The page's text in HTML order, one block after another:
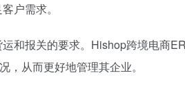
户需求。
和报关的要求。Hishop跨境电商
从而更好地管理其企业。